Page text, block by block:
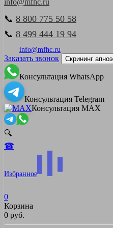
info@mfhc.ru
📞 8 800 775 50 58
📞 8 499 444 19 94
info@mfhc.ru
Заказать звонок Скрининг апноэ
Консультация WhatsApp
Консультация Telegram
Консультация MAX
🔍
☎
Избранное
0
Корзина
0 руб.